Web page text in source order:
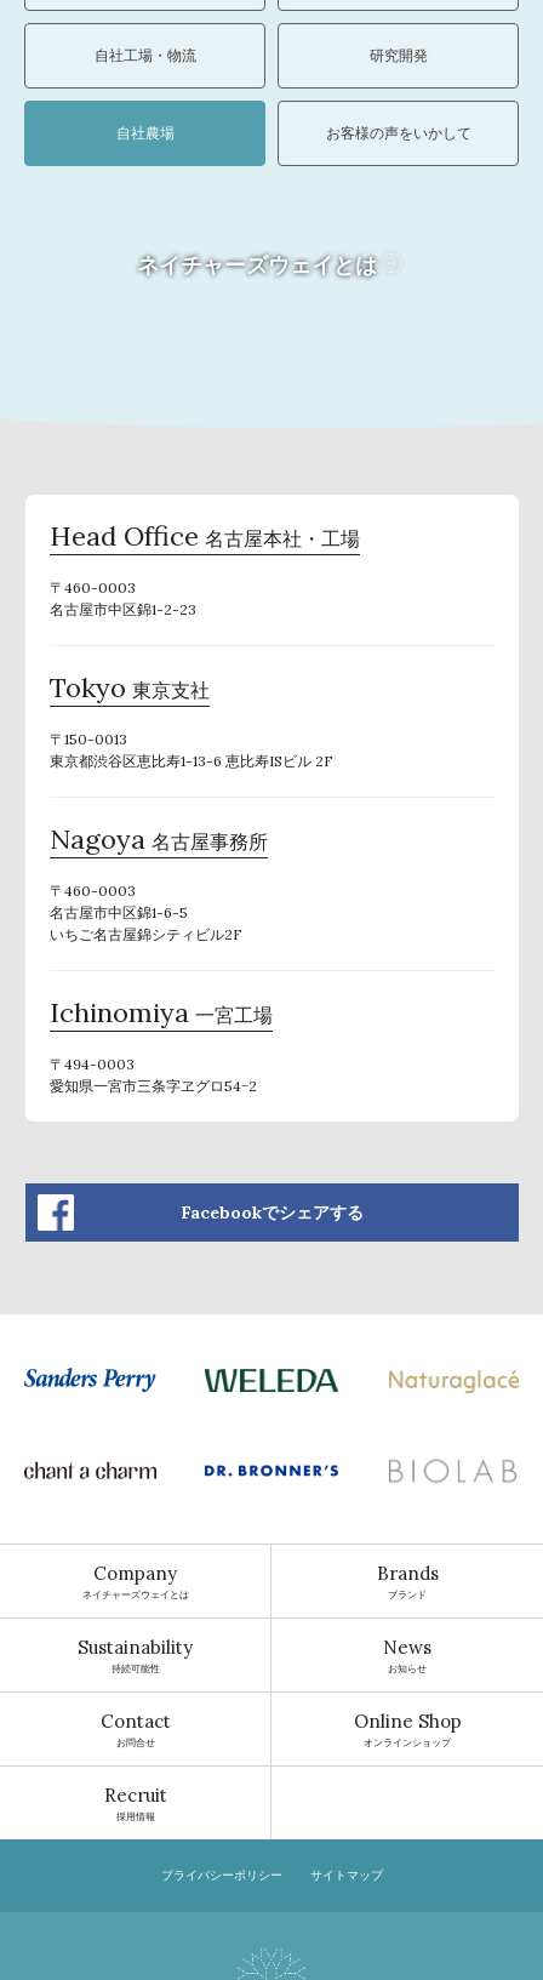
自社工場・物流 研究開発
自社農場 お客様の声をいかして
ネイチャーズウェイとは
Head Office 名古屋本社・工場
〒460-0003
名古屋市中区錦1-2-23
Tokyo 東京支社
〒150-0013
東京都渋谷区恵比寿1-13-6 恵比寿ISビル 2F
Nagoya 名古屋事務所
〒460-0003
名古屋市中区錦1-6-5
いちご名古屋錦シティビル2F
Ichinomiya 一宮工場
〒494-0003
愛知県一宮市三条字ヱグロ54−2
Facebookでシェアする
Company
ネイチャーズウェイとは
Brands
ブランド
Sustainability
持続可能性
News
お知らせ
Contact
お問合せ
Online Shop
オンラインショップ
Recruit
採用情報
プライバシーポリシー サイトマップ